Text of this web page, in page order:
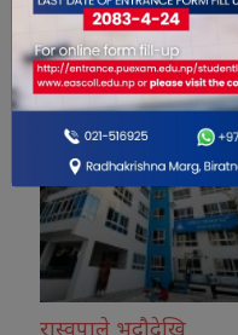
सम्बंधित खबरहरु
भदौदेखि